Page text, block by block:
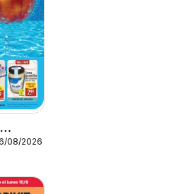
08/2026